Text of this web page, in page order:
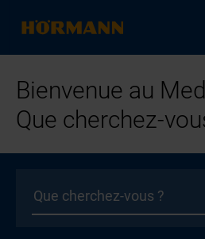
Bienvenue au
Que cherchez-